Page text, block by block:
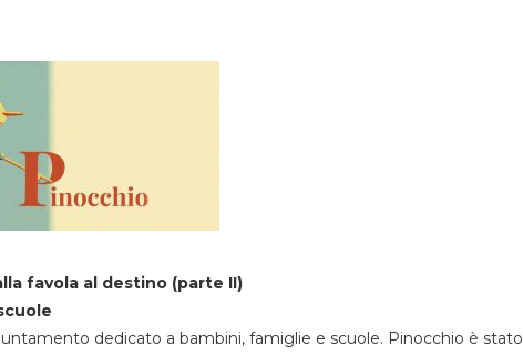
favola al destino (parte II)
dedicato a bambini, famiglie e scuole. Pinocchio è stato